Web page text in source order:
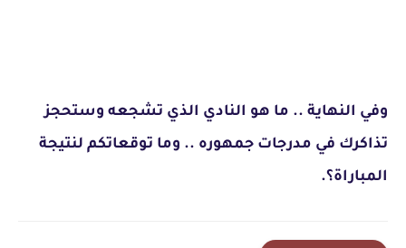
وفي النهاية .. ما هو النادي الذي تشجعه وستحجز
تذاكرك في مدرجات جمهوره .. وما توقعاتكم لنتيجة
المباراة؟.